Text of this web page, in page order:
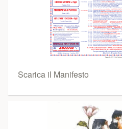
Scarica il Manifesto